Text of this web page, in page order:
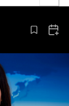
Aus den